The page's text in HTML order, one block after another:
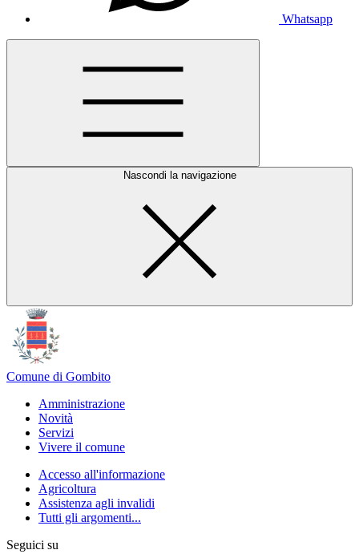
Whatsapp
Nascondi la navigazione
Comune di Gombito
Amministrazione
Novità
Servizi
Vivere il comune
Accesso all'informazione
Agricoltura
Assistenza agli invalidi
Tutti gli argomenti...
Seguici su